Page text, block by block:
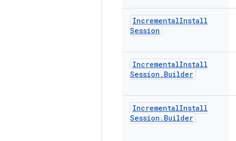
IncrementalInstall
Session
IncrementalInstall
Session . Builder
IncrementalInstall
Session . Builder